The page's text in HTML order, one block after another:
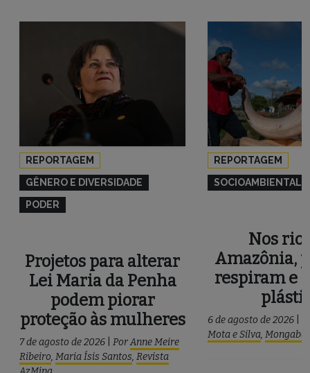
REPORTAGEM
GÊNERO E DIVERSIDADE
PODER
Projetos para alterar
Lei Maria da Penha
podem piorar
proteção às mulheres
7 de agosto de 2026 PorAnne Meire
Ribeiro, Maria Ísis Santos, Revista
REPORTAGEM
SOCIOAMBIENTAL
Nos
Amazônia,
respiram e
6 de agosto de 2026
Mota e Silva,